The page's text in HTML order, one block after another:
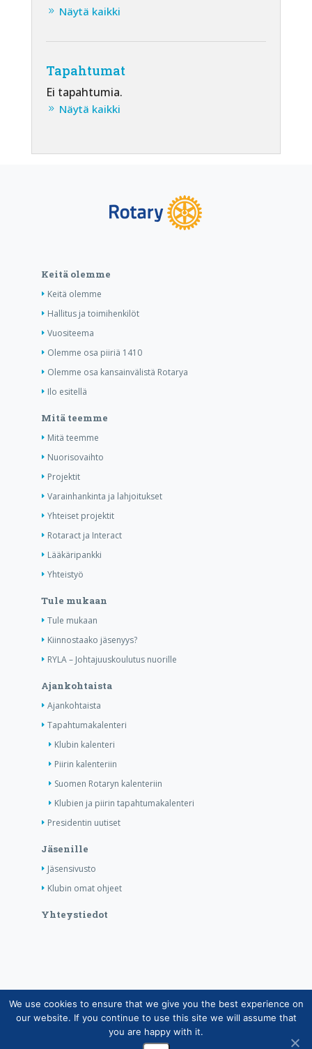
Näytä kaikki
Tapahtumat
Ei tapahtumia.
Näytä kaikki
Keitä olemme
Keitä olemme
Hallitus ja toimihenkilöt
Vuositeema
Olemme osa piiriä 1410
Olemme osa kansainvälistä Rotarya
Ilo esitellä
Mitä teemme
Mitä teemme
Nuorisovaihto
Projektit
Varainhankinta ja lahjoitukset
Yhteiset projektit
Rotaract ja Interact
Lääkäripankki
Yhteistyö
Tule mukaan
Tule mukaan
Kiinnostaako jäsenyys?
RYLA – Johtajuuskoulutus nuorille
Ajankohtaista
Ajankohtaista
Tapahtumakalenteri
Klubin kalenteri
Piirin kalenteriin
Suomen Rotaryn kalenteriin
Klubien ja piirin tapahtumakalenteri
Presidentin uutiset
Jäsenille
Jäsensivusto
Klubin omat ohjeet
Yhteystiedot
Copyright © Suomen Rotarypalvelu ry 2026 |
Jäsentietojärjestelmän tietosuojaseloste|Henkilötietojen
käsittely Rotarytoiminnassa
We use cookies to ensure that we give you the best experience on
our website. If you continue to use this site we will assume that
you are happy with it.